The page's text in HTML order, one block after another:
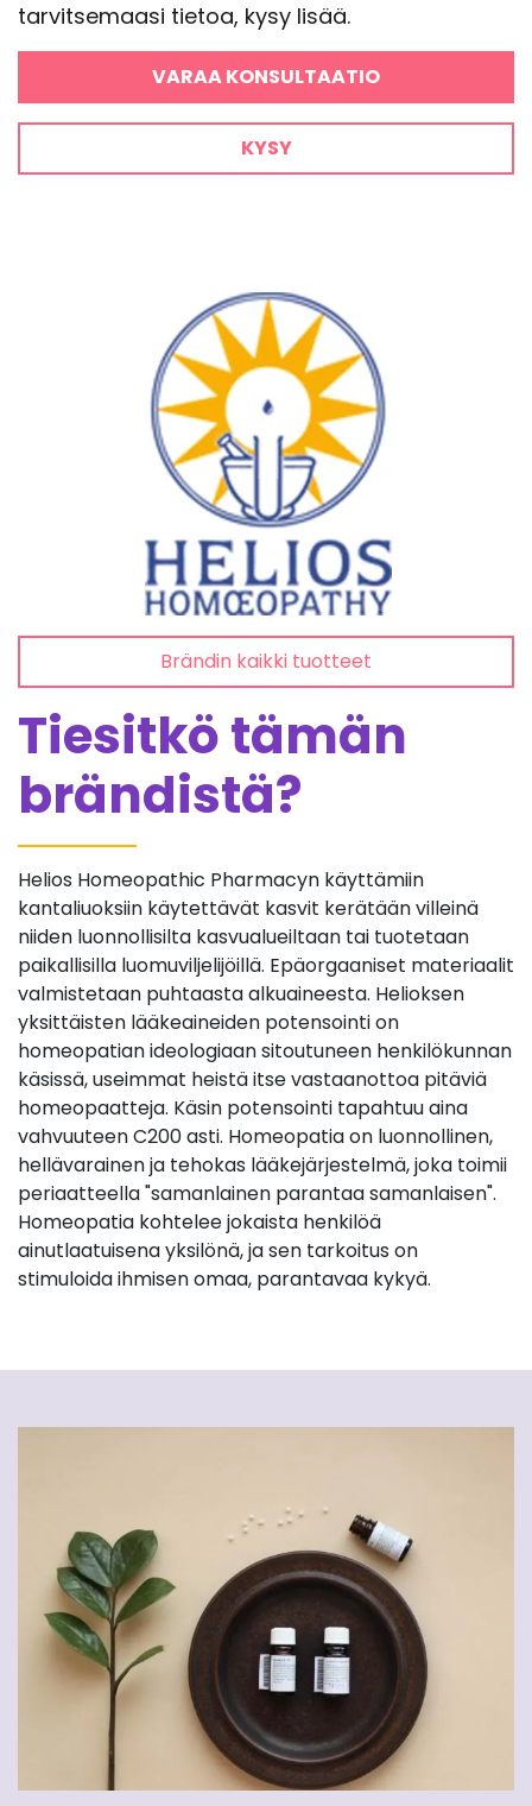
tarvitsemaasi tietoa, kysy lisää.
VARAA KONSULTAATIO
KYSY
Brändin kaikki tuotteet
Tiesitkö tämän
brändistä?
Helios Homeopathic Pharmacyn käyttämiin
kantaliuoksiin käytettävät kasvit kerätään villeinä
niiden luonnollisilta kasvualueiltaan tai tuotetaan
paikallisilla luomuviljelijöillä. Epäorgaaniset materiaalit
valmistetaan puhtaasta alkuaineesta. Helioksen
yksittäisten lääkeaineiden potensointi on
homeopatian ideologiaan sitoutuneen henkilökunnan
käsissä, useimmat heistä itse vastaanottoa pitäviä
homeopaatteja. Käsin potensointi tapahtuu aina
vahvuuteen C200 asti. Homeopatia on luonnollinen,
hellävarainen ja tehokas lääkejärjestelmä, joka toimii
periaatteella "samanlainen parantaa samanlaisen".
Homeopatia kohtelee jokaista henkilöä
ainutlaatuisena yksilönä, ja sen tarkoitus on
stimuloida ihmisen omaa, parantavaa kykyä.